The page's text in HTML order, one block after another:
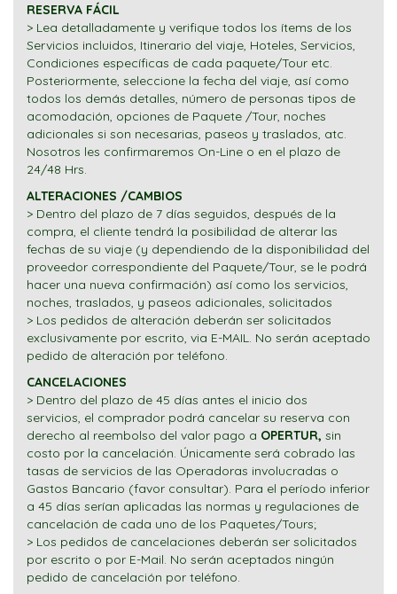
RESERVA FÁCIL
> Lea detalladamente y verifique todos los ítems de los
Servicios incluidos, Itinerario del viaje, Hoteles, Servicios,
Condiciones específicas de cada paquete/Tour etc.
Posteriormente, seleccione la fecha del viaje, así como
todos los demás detalles, número de personas tipos de
acomodación, opciones de Paquete /Tour, noches
adicionales si son necesarias, paseos y traslados, atc.
Nosotros les confirmaremos On-Line o en el plazo de
24/48 Hrs.
ALTERACIONES /CAMBIOS
> Dentro del plazo de 7 días seguidos, después de la
compra, el cliente tendrá la posibilidad de alterar las
fechas de su viaje (y dependiendo de la disponibilidad del
proveedor correspondiente del Paquete/Tour, se le podrá
hacer una nueva confirmación) así como los servicios,
noches, traslados, y paseos adicionales, solicitados
> Los pedidos de alteración deberán ser solicitados
exclusivamente por escrito, via E-MAIL. No serán aceptado
pedido de alteración por teléfono.
CANCELACIONES
> Dentro del plazo de 45 días antes el inicio dos
servicios, el comprador podrá cancelar su reserva con
derecho al reembolso del valor pago a OPERTUR, sin
costo por la cancelación. Únicamente será cobrado las
tasas de servicios de las Operadoras involucradas o
Gastos Bancario (favor consultar). Para el período inferior
a 45 días serían aplicadas las normas y regulaciones de
cancelación de cada uno de los Paquetes/Tours;
> Los pedidos de cancelaciones deberán ser solicitados
por escrito o por E-Mail. No serán aceptados ningún
pedido de cancelación por teléfono.